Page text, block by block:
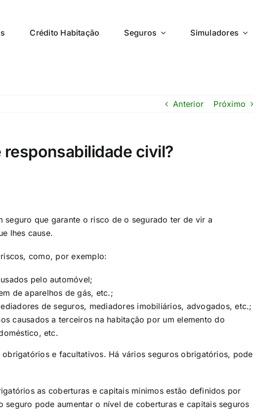
Crédito Habitação Seguros Simuladores
Anterior Próximo
civil?
seguro que garante o risco de o segurado ter de vir a
lhes cause.​
como, por exemplo:​
pelo automóvel;
de aparelhos de gás, etc.;
de seguros, mediadores imobiliários, advogados, etc.;
causados a terceiros na habitação por um elemento do
etc.
e facultativos. Há vários seguros obrigatórios, pode
as coberturas e capitais mínimos estão definidos por
pode aumentar o nível de coberturas e capitais seguros